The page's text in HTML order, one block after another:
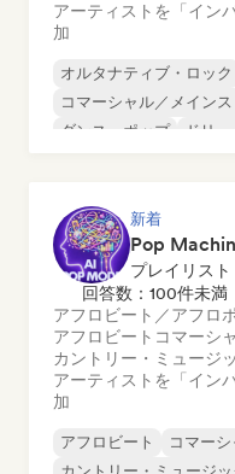
アーティストを「イン
加
オルタナティブ・ロック
コマーシャル／メイン
ダンス・ポップ
ドリ
新着
プレイリス
回答数：100件未満
アフロビート／アフロ
アフロビート コマーシ
カントリー・ミュージ
アーティストを「イン
加
アフロビート
コマー